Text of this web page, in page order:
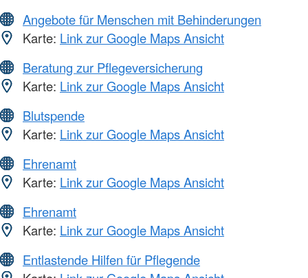
Angebote für Menschen mit Behinderungen
Karte: Link zur Google Maps Ansicht
Beratung zur Pflegeversicherung
Karte: Link zur Google Maps Ansicht
Blutspende
Karte: Link zur Google Maps Ansicht
Ehrenamt
Karte: Link zur Google Maps Ansicht
Ehrenamt
Karte: Link zur Google Maps Ansicht
Entlastende Hilfen für Pflegende